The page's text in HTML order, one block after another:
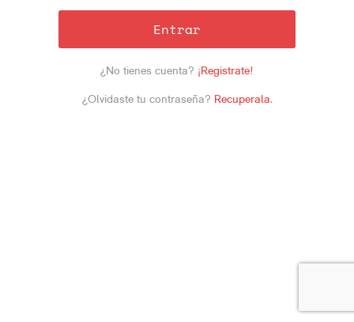
Entrar
¿No tienes cuenta? ¡Registrate!
¿Olvidaste tu contraseña? Recuperala.